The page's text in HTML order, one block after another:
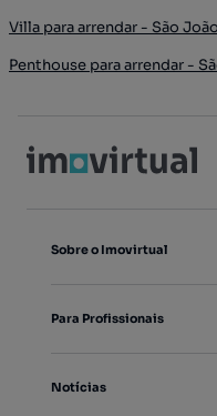
Villa para arrendar - São
Penthouse para arrendar -
Sobre o Imovirtual
Para Profissionais
Notícias